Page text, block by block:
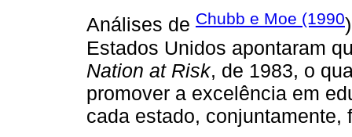
Análises de Chubb e Moe (1990
Estados Unidos apontaram
Nation at Risk, de 1983, o
promover a excelência em
cada estado,